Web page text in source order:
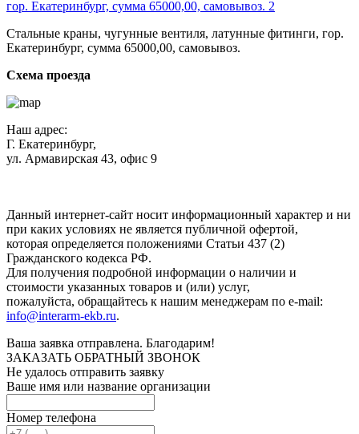
Стальные краны, чугунные вентиля, латунные фитинги, гор.
Екатеринбург, сумма 65000,00, самовывоз.
Схема проезда
Наш адрес:
Г. Екатеринбург,
ул. Армавирская 43, офис 9
Данный интернет-сайт носит информационный характер и ни
при каких условиях не является публичной офертой,
которая определяется положениями Статьи 437 (2)
Гражданского кодекса РФ.
Для получения подробной информации о наличии и
стоимости указанных товаров и (или) услуг,
пожалуйста, обращайтесь к нашим менеджерам по e-mail:
info@interarm-ekb.ru.
Ваша заявка отправлена. Благодарим!
ЗАКАЗАТЬ ОБРАТНЫЙ ЗВОНОК
Не удалось отправить заявку
Ваше имя или название организации
Номер телефона